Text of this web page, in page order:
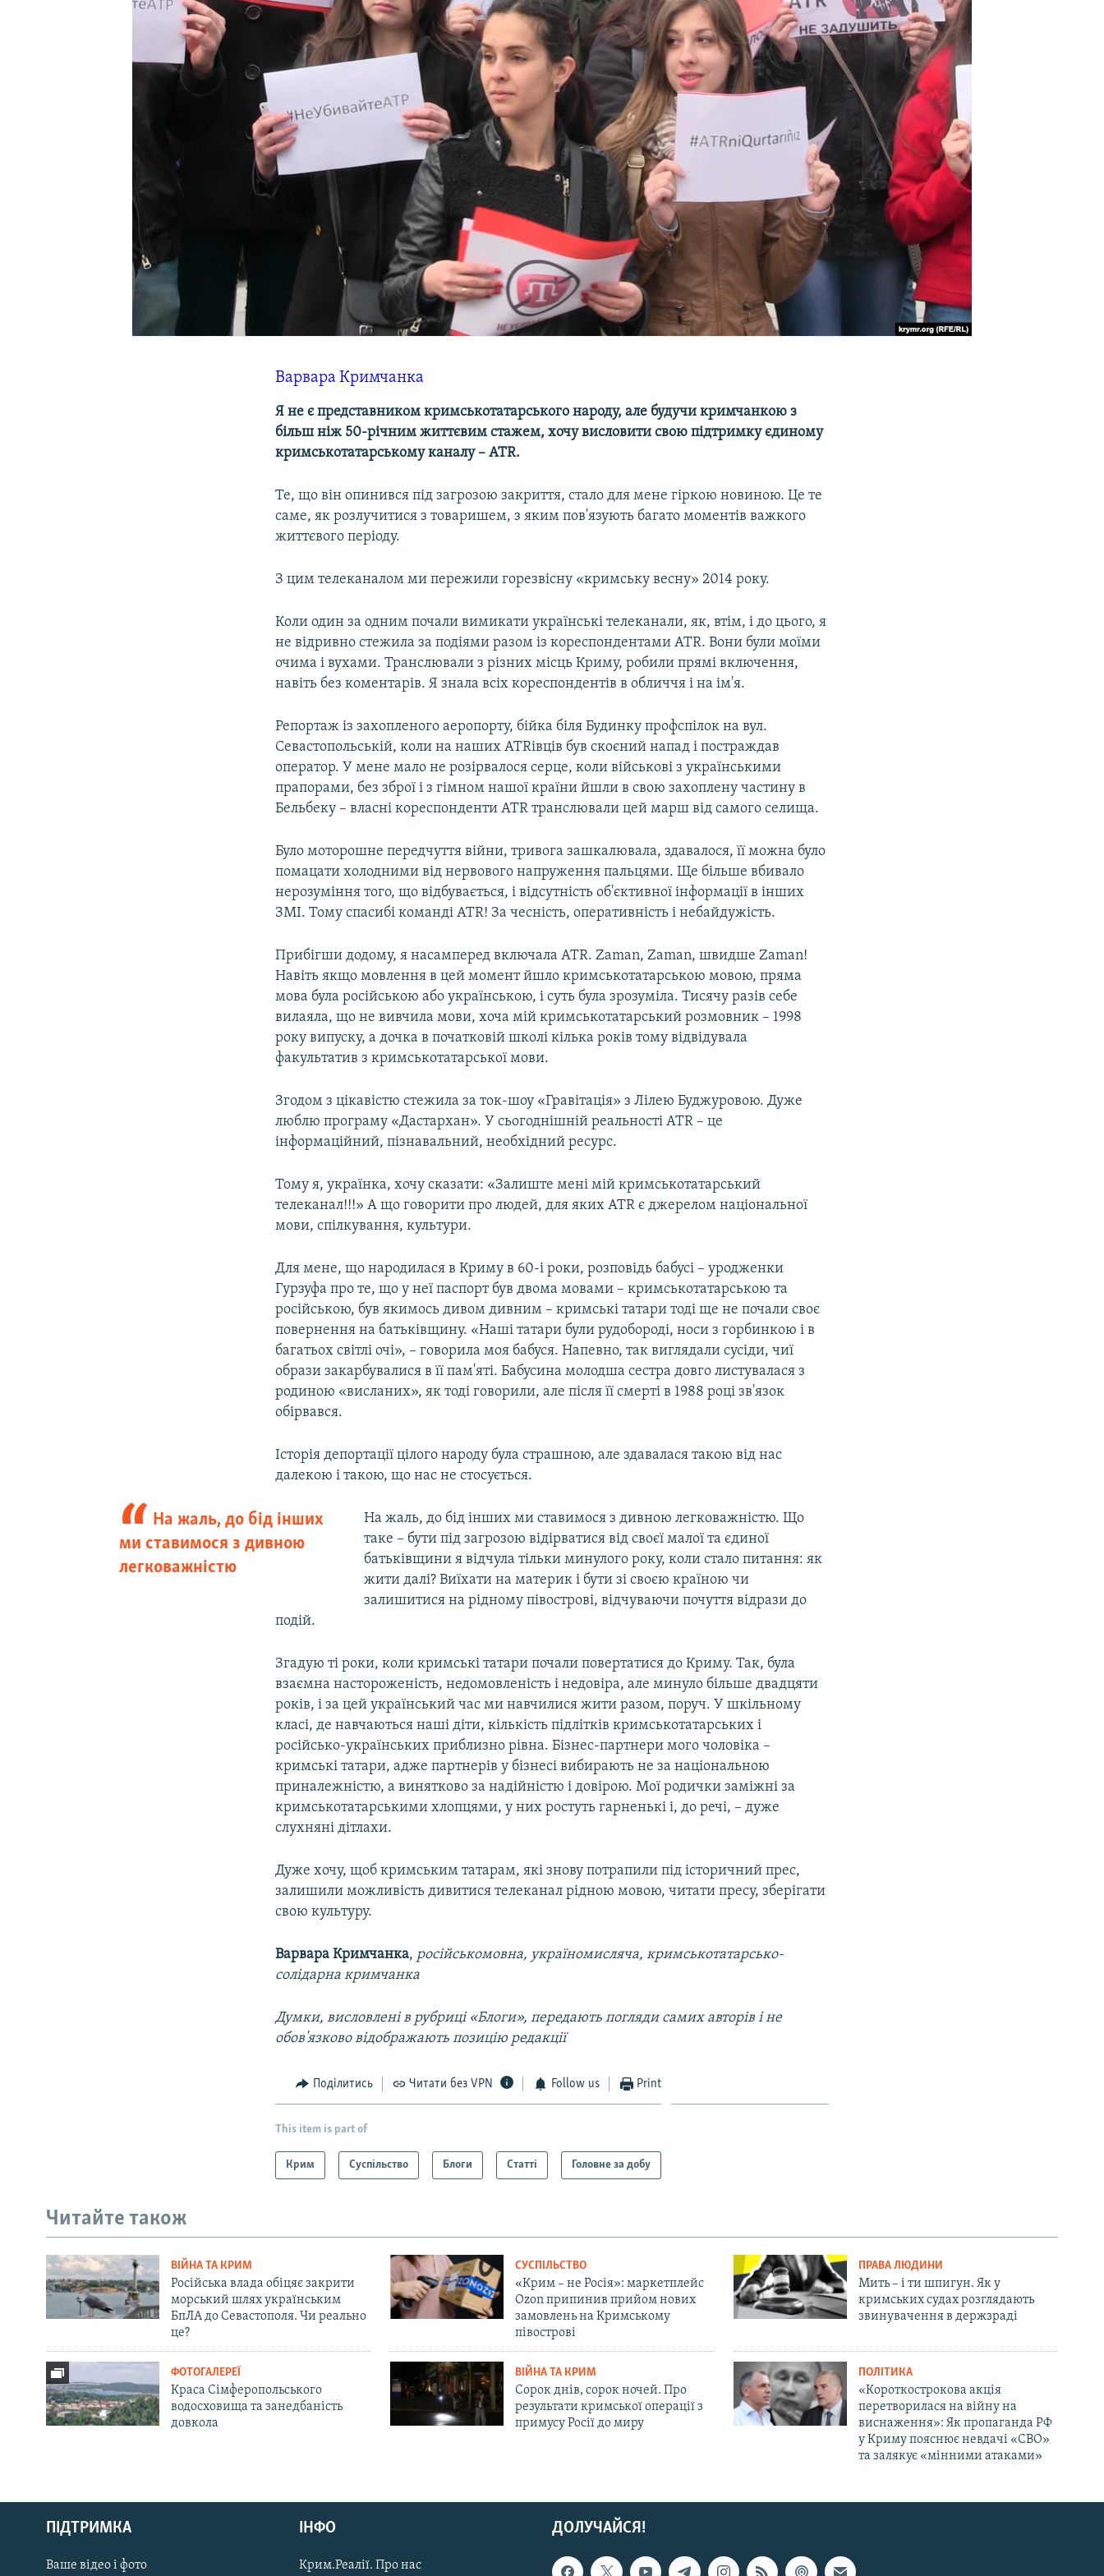
УКРАЇНСЬКА ПРОБЛЕМА КРИМУ
Русский
Qırımtatar
ДОЛУЧАЙСЯ!
Варвара Кримчанка
Я не є представником кримськотатарського народу, але будучи кримчанкою з
більш ніж 50-річним життєвим стажем, хочу висловити свою підтримку єдиному
кримськотатарському каналу – ATR.
Те, що він опинився під загрозою закриття, стало для мене гіркою новиною. Це те
саме, як розлучитися з товаришем, з яким пов'язують багато моментів важкого
життєвого періоду.
З цим телеканалом ми пережили горезвісну «кримську весну» 2014 року.
Коли один за одним почали вимикати українські телеканали, як, втім, і до цього, я
не відривно стежила за подіями разом із кореспондентами АТR. Вони були моїми
очима і вухами. Транслювали з різних місць Криму, робили прямі включення,
навіть без коментарів. Я знала всіх кореспондентів в обличчя і на ім'я.
Репортаж із захопленого аеропорту, бійка біля Будинку профспілок на вул.
Севастопольській, коли на наших АТRівців був скоєний напад і постраждав
оператор. У мене мало не розірвалося серце, коли військові з українськими
прапорами, без зброї і з гімном нашої країни йшли в свою захоплену частину в
Бельбеку – власні кореспонденти АТR транслювали цей марш від самого селища.
Було моторошне передчуття війни, тривога зашкалювала, здавалося, її можна було
помацати холодними від нервового напруження пальцями. Ще більше вбивало
нерозуміння того, що відбувається, і відсутність об'єктивної інформації в інших
ЗМІ. Тому спасибі команді АТR! За чесність, оперативність і небайдужість.
Прибігши додому, я насамперед включала АТR. Zaman, Zaman, швидше Zaman!
Навіть якщо мовлення в цей момент йшло кримськотатарською мовою, пряма
мова була російською або українською, і суть була зрозуміла. Тисячу разів себе
вилаяла, що не вивчила мови, хоча мій кримськотатарський розмовник – 1998
року випуску, а дочка в початковій школі кілька років тому відвідувала
факультатив з кримськотатарської мови.
Згодом з цікавістю стежила за ток-шоу «Гравітація» з Лілею Буджуровою. Дуже
люблю програму «Дастархан». У сьогоднішній реальності ATR – це
інформаційний, пізнавальний, необхідний ресурс.
Тому я, українка, хочу сказати: «Залиште мені мій кримськотатарський
телеканал!!!» А що говорити про людей, для яких АТR є джерелом національної
мови, спілкування, культури.
Для мене, що народилася в Криму в 60-і роки, розповідь бабусі – уродженки
Гурзуфа про те, що у неї паспорт був двома мовами – кримськотатарською та
російською, був якимось дивом дивним – кримські татари тоді ще не почали своє
повернення на батьківщину. «Наші татари були рудобороді, носи з горбинкою і в
багатьох світлі очі», – говорила моя бабуся. Напевно, так виглядали сусіди, чиї
образи закарбувалися в її пам'яті. Бабусина молодша сестра довго листувалася з
родиною «висланих», як тоді говорили, але після її смерті в 1988 році зв'язок
обірвався.
Історія депортації цілого народу була страшною, але здавалася такою від нас
далекою і такою, що нас не стосується.
На жаль, до бід інших
ми ставимося з дивною
легковажністю
На жаль, до бід інших ми ставимося з дивною легковажністю. Що
таке – бути під загрозою відірватися від своєї малої та єдиної
батьківщини я відчула тільки минулого року, коли стало питання: як
жити далі? Виїхати на материк і бути зі своєю країною чи
залишитися на рідному півострові, відчуваючи почуття відрази до
подій.
Згадую ті роки, коли кримські татари почали повертатися до Криму. Так, була
взаємна настороженість, недомовленість і недовіра, але минуло більше двадцяти
років, і за цей український час ми навчилися жити разом, поруч. У шкільному
класі, де навчаються наші діти, кількість підлітків кримськотатарських і
російсько-українських приблизно рівна. Бізнес-партнери мого чоловіка –
кримські татари, адже партнерів у бізнесі вибирають не за національною
приналежністю, а винятково за надійністю і довірою. Мої родички заміжні за
кримськотатарськими хлопцями, у них ростуть гарненькі і, до речі, – дуже
слухняні дітлахи.
Дуже хочу, щоб кримським татарам, які знову потрапили під історичний прес,
залишили можливість дивитися телеканал рідною мовою, читати пресу, зберігати
свою культуру.
Варвара Кримчанка, російськомовна, україномисляча, кримськотатарсько-
солідарна кримчанка
Думки, висловлені в рубриці «Блоги», передають погляди самих авторів і не
обов'язково відображають позицію редакції
Поділитись Читати без VPN Follow us Print
This item is part of
Крим Суспільство Блоги Статті Головне за добу
Читайте також
ВІЙНА ТА КРИМ
Російська влада обіцяє закрити
морський шлях українським
БпЛА до Севастополя. Чи реально
це?
СУСПІЛЬСТВО
«Крим – не Росія»: маркетплейс
Ozon припинив прийом нових
замовлень на Кримському
півострові
ПРАВА ЛЮДИНИ
Мить – і ти шпигун. Як у
кримських судах розглядають
звинувачення в держзраді
ФОТОГАЛЕРЕЇ
Краса Сімферопольського
водосховища та занедбаність
довкола
ВІЙНА ТА КРИМ
Сорок днів, сорок ночей. Про
результати кримської операції з
примусу Росії до миру
ПОЛІТИКА
«Короткострокова акція
перетворилася на війну на
виснаження»: Як пропаганда РФ
у Криму пояснює невдачі «СВО»
та залякує «мінними атаками»
ДОЛУЧАЙСЯ!
ПІДТРИМКА
Ваше відео і фото
ІНФО
Крим.Реалії. Про нас